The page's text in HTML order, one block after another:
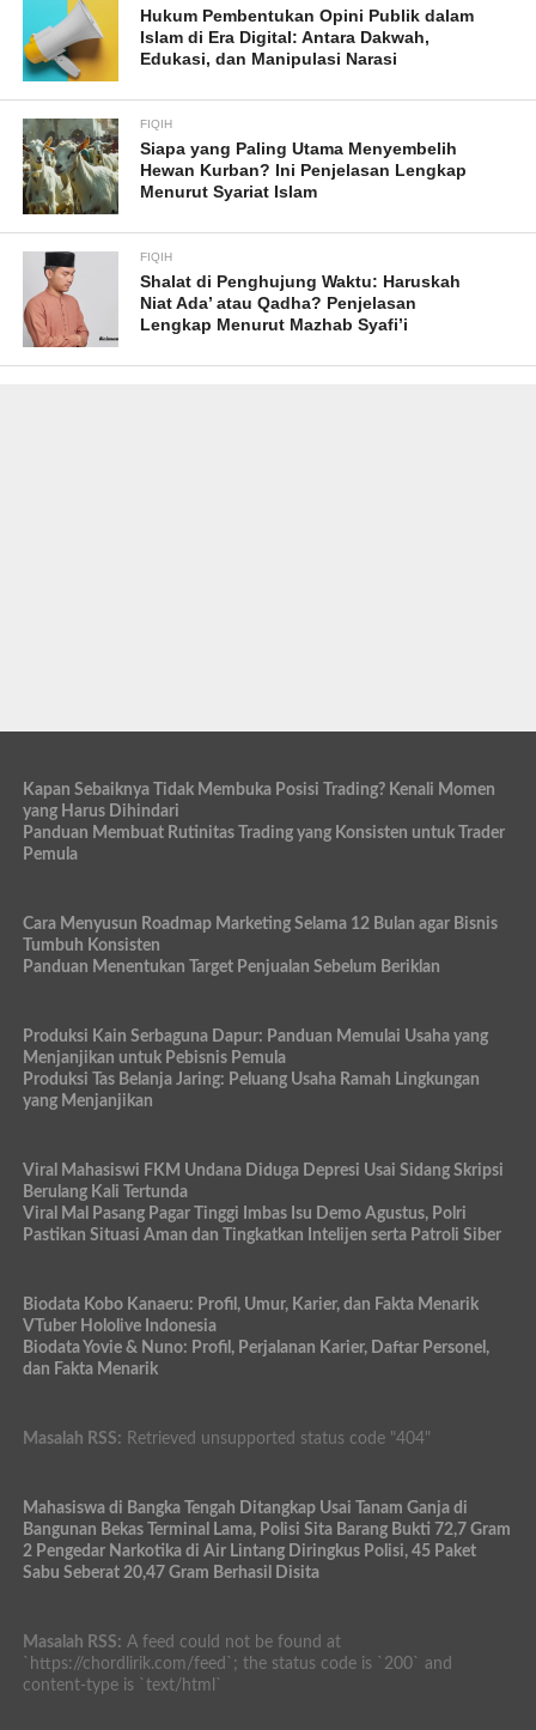
Hukum Pembentukan Opini Publik dalam
Islam di Era Digital: Antara Dakwah,
Edukasi, dan Manipulasi Narasi
FIQIH
Siapa yang Paling Utama Menyembelih
Hewan Kurban? Ini Penjelasan Lengkap
Menurut Syariat Islam
FIQIH
Shalat di Penghujung Waktu: Haruskah
Niat Ada’ atau Qadha? Penjelasan
Lengkap Menurut Mazhab Syafi’i
Kapan Sebaiknya Tidak Membuka Posisi Trading? Kenali Momen
yang Harus Dihindari
Panduan Membuat Rutinitas Trading yang Konsisten untuk Trader
Pemula
Cara Menyusun Roadmap Marketing Selama 12 Bulan agar Bisnis
Tumbuh Konsisten
Panduan Menentukan Target Penjualan Sebelum Beriklan
Produksi Kain Serbaguna Dapur: Panduan Memulai Usaha yang
Menjanjikan untuk Pebisnis Pemula
Produksi Tas Belanja Jaring: Peluang Usaha Ramah Lingkungan
yang Menjanjikan
Viral Mahasiswi FKM Undana Diduga Depresi Usai Sidang Skripsi
Berulang Kali Tertunda
Viral Mal Pasang Pagar Tinggi Imbas Isu Demo Agustus, Polri
Pastikan Situasi Aman dan Tingkatkan Intelijen serta Patroli Siber
Biodata Kobo Kanaeru: Profil, Umur, Karier, dan Fakta Menarik
VTuber Hololive Indonesia
Biodata Yovie & Nuno: Profil, Perjalanan Karier, Daftar Personel,
dan Fakta Menarik
Masalah RSS: Retrieved unsupported status code "404"
Mahasiswa di Bangka Tengah Ditangkap Usai Tanam Ganja di
Bangunan Bekas Terminal Lama, Polisi Sita Barang Bukti 72,7 Gram
2 Pengedar Narkotika di Air Lintang Diringkus Polisi, 45 Paket
Sabu Seberat 20,47 Gram Berhasil Disita
Masalah RSS: A feed could not be found at
`https://chordlirik.com/feed`; the status code is `200` and
content-type is `text/html`